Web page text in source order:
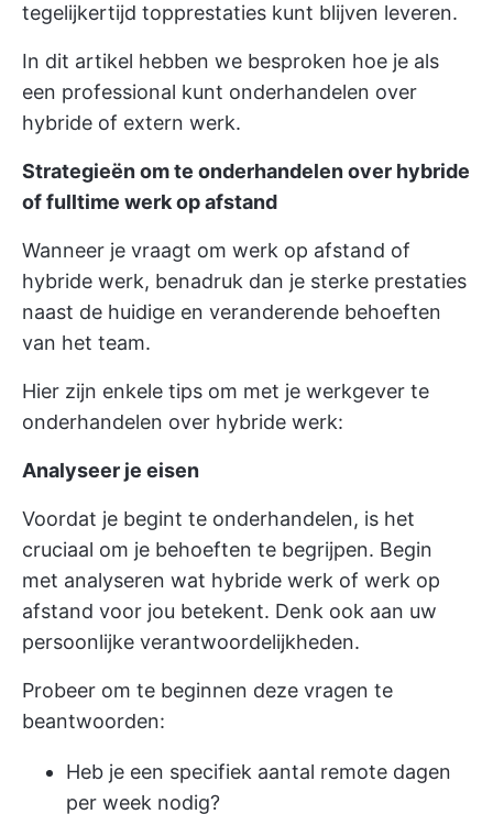
tegelijkertijd topprestaties kunt blijven leveren.
In dit artikel hebben we besproken hoe je als
een professional kunt onderhandelen over
hybride of extern werk.
Strategieën om te onderhandelen over hybride
of fulltime werk op afstand
Wanneer je vraagt om werk op afstand of
hybride werk, benadruk dan je sterke prestaties
naast de huidige en veranderende behoeften
van het team.
Hier zijn enkele tips om met je werkgever te
onderhandelen over hybride werk:
Analyseer je eisen
Voordat je begint te onderhandelen, is het
cruciaal om je behoeften te begrijpen. Begin
met analyseren wat hybride werk of werk op
afstand voor jou betekent. Denk ook aan uw
persoonlijke verantwoordelijkheden.
Probeer om te beginnen deze vragen te
beantwoorden:
Heb je een specifiek aantal remote dagen
per week nodig?